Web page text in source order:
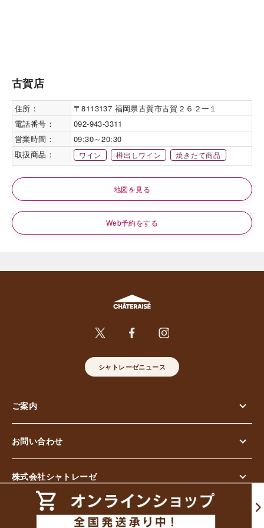
古賀店
住所：
〒8113137 福岡県古賀市古賀２６２ー１
電話番号：
092-943-3311
営業時間：
09:30～20:30
取扱商品：
ワイン 樽出しワイン 焼きたて商品
地図を見る
Web予約をする
シャトレーゼニュース
ご案内
お問い合わせ
株式会社シャトレーゼ
© Chateraise Co.,Ltd. All Rights Reserved.